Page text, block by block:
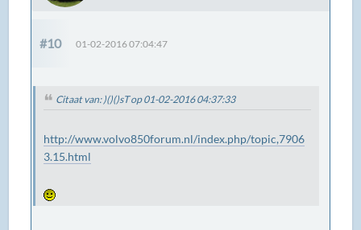
#10 01-02-2016 07:04:47
Citaat van: )()()sT op 01-02-2016 04:37:33
http://www.volvo850forum.nl/index.php/topic,7906
3.15.html